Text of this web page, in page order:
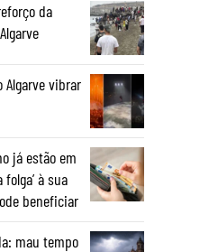
da
Algarve vibrar
já estão em
à sua
beneficiar
mau tempo